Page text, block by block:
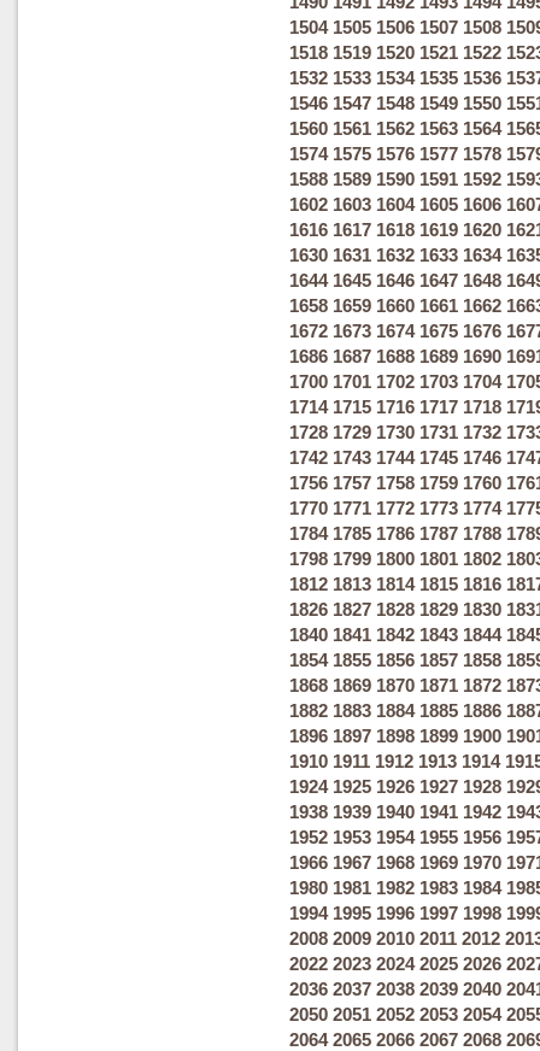
1504 1505 1506 1507 1508
1518 1519 1520 1521 1522
1532 1533 1534 1535 1536
1546 1547 1548 1549 1550
1560 1561 1562 1563 1564
1574 1575 1576 1577 1578
1588 1589 1590 1591 1592
1602 1603 1604 1605 1606
1616 1617 1618 1619 1620
1630 1631 1632 1633 1634
1644 1645 1646 1647 1648
1658 1659 1660 1661 1662
1672 1673 1674 1675 1676
1686 1687 1688 1689 1690
1700 1701 1702 1703 1704
1714 1715 1716 1717 1718
1728 1729 1730 1731 1732
1742 1743 1744 1745 1746
1756 1757 1758 1759 1760
1770 1771 1772 1773 1774
1784 1785 1786 1787 1788
1798 1799 1800 1801 1802
1812 1813 1814 1815 1816
1826 1827 1828 1829 1830
1840 1841 1842 1843 1844
1854 1855 1856 1857 1858
1868 1869 1870 1871 1872
1882 1883 1884 1885 1886
1896 1897 1898 1899 1900
1910 1911 1912 1913 1914
1924 1925 1926 1927 1928
1938 1939 1940 1941 1942
1952 1953 1954 1955 1956
1966 1967 1968 1969 1970
1980 1981 1982 1983 1984
1994 1995 1996 1997 1998
2008 2009 2010 2011 2012
2022 2023 2024 2025 2026
2036 2037 2038 2039 2040
2050 2051 2052 2053 2054
2064 2065 2066 2067 2068